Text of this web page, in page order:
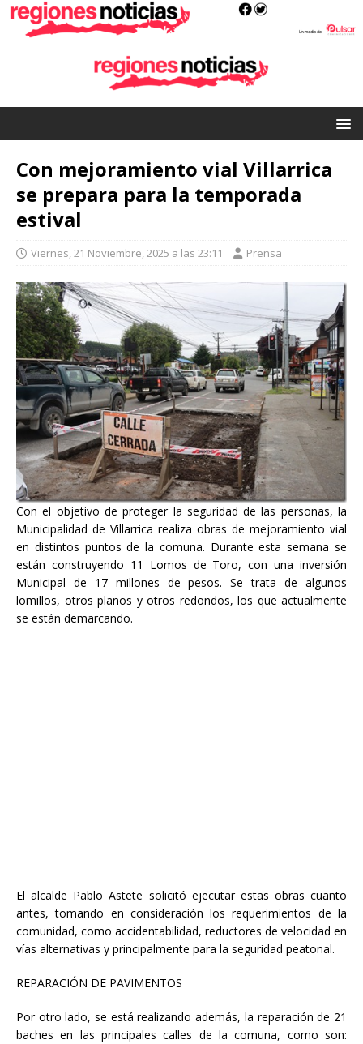
Con mejoramiento vial Villarrica
se prepara para la temporada
estival
Viernes, 21 Noviembre, 2025 a las 23:11 Prensa
Con el objetivo de proteger la seguridad de las personas, la
Municipalidad de Villarrica realiza obras de mejoramiento vial
en distintos puntos de la comuna. Durante esta semana se
están construyendo 11 Lomos de Toro, con una inversión
Municipal de 17 millones de pesos. Se trata de algunos
lomillos, otros planos y otros redondos, los que actualmente
se están demarcando.
El alcalde Pablo Astete solicitó ejecutar estas obras cuanto
antes, tomando en consideración los requerimientos de la
comunidad, como accidentabilidad, reductores de velocidad en
vías alternativas y principalmente para la seguridad peatonal.
REPARACIÓN DE PAVIMENTOS
Por otro lado, se está realizando además, la reparación de 21
baches en las principales calles de la comuna, como son: